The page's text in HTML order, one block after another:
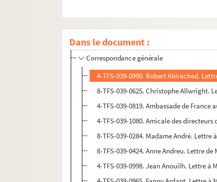
Dans le document :
Radio
Distinctions
Correspondance générale
4-TFS-039-0990. Robert Abirached.
8-TFS-039-0625. Christophe Allwright.
4-TFS-039-0819. Ambassade de
4-TFS-039-1080. Amicale des
8-TFS-039-0284. Madame André.
8-TFS-039-0424. Anne Andreu. Lettre
4-TFS-039-0998. Jean Anouilh. Lettre à